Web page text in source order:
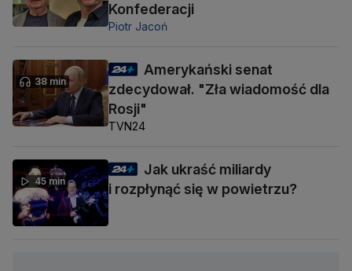
Konfederacji
Piotr Jacoń
38 min
Amerykański senat
zdecydował. "Zła wiadomość dla
Rosji"
TVN24
45 min
Jak ukraść miliardy
i rozpłynąć się w powietrzu?